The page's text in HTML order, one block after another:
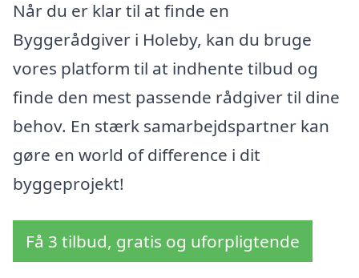
Når du er klar til at finde en
Byggerådgiver i Holeby, kan du bruge
vores platform til at indhente tilbud og
finde den mest passende rådgiver til dine
behov. En stærk samarbejdspartner kan
gøre en world of difference i dit
byggeprojekt!
Få 3 tilbud, gratis og uforpligtende